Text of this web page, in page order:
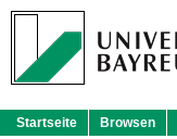
Startseite Browsen